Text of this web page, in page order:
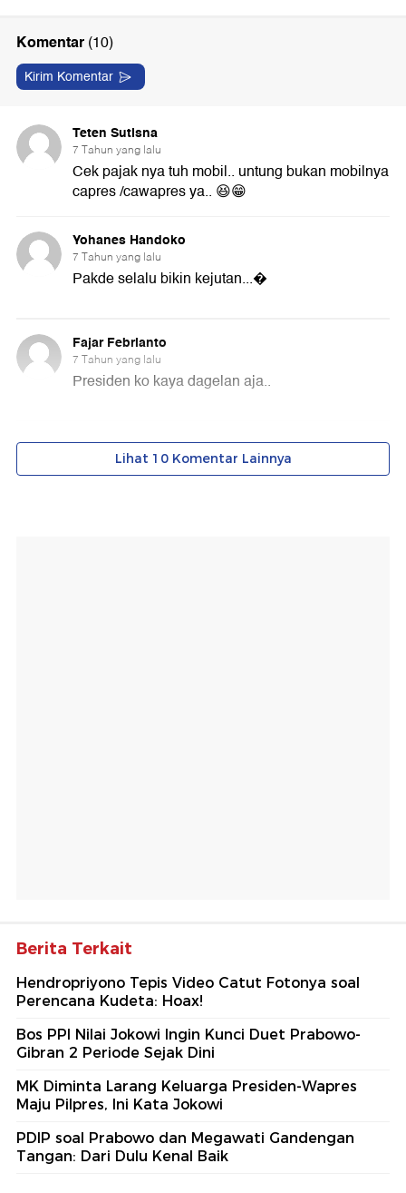
Berita Terkait
Hendropriyono Tepis Video Catut Fotonya soal
Perencana Kudeta: Hoax!
Bos PPI Nilai Jokowi Ingin Kunci Duet Prabowo-
Gibran 2 Periode Sejak Dini
MK Diminta Larang Keluarga Presiden-Wapres
Maju Pilpres, Ini Kata Jokowi
PDIP soal Prabowo dan Megawati Gandengan
Tangan: Dari Dulu Kenal Baik